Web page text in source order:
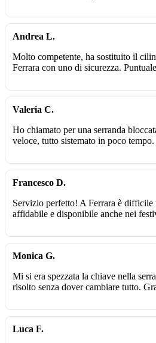
Andrea L.
Molto competente, ha sostituito il
Ferrara con uno di sicurezza.
Valeria C.
Ho chiamato per una serranda
veloce, tutto sistemato in poco tempo.
Francesco D.
Servizio perfetto! A Ferrara è difficile
affidabile e disponibile anche nei
Monica G.
Mi si era spezzata la chiave nella
risolto senza dover cambiare tutto.
Luca F.